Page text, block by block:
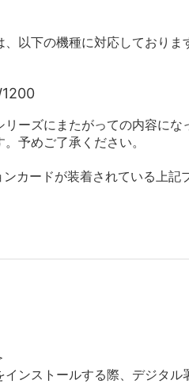
以下の機種に対応しておりま
ーズにまたがっての内容に
予めご了承ください。
カードが装着されている上記
ンストールする際、デジタル